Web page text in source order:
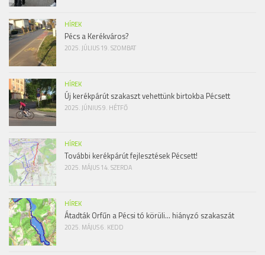
HÍREK
Pécs a Kerékváros?
2025. JÚLIUS 19. SZOMBAT
HÍREK
Új kerékpárút szakaszt vehettünk birtokba Pécsett
2025. JÚNIUS 9. HÉTFŐ
HÍREK
További kerékpárút fejlesztések Pécsett!
2025. MÁJUS 14. SZERDA
HÍREK
Átadták Orfűn a Pécsi tó körüli… hiányzó szakaszát
2025. MÁJUS 6. KEDD